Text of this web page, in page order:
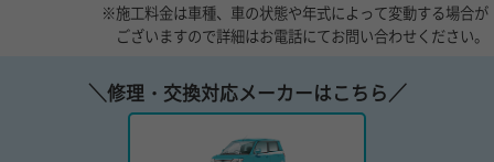
※施工料金は車種、車の状態や年式によって変動する場合が
ございますので詳細はお電話にてお問い合わせください。
＼修理・交換対応メーカーはこちら／